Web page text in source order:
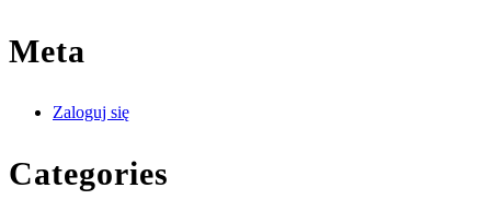
Meta
Zaloguj się
Categories